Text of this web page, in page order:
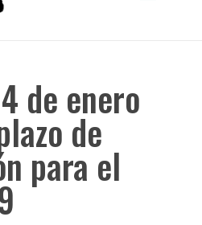
de enero
de
para el